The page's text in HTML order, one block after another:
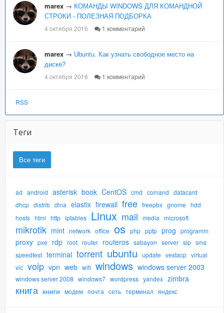
marex → КОМАНДЫ WINDOWS ДЛЯ КОМАНДНОЙ
СТРОКИ - ПОЛЕЗНАЯ ПОДБОРКА
4 октября 2016 1 комментарий
marex → Ubuntu. Как узнать свободное место на
диске?
4 октября 2016 1 комментарий
RSS
Теги
Все теги
ad android asterisk book CentOS cmd comand datacard
dhcp distrib dlna elastix firewall free freepbx gnome hdd
hosts html http iptables Linux mail media microsoft
mikrotik mint network office os php pptp prog programm
proxy pxe rdp root router routeros sabayon server sip sms
speedtest terminal torrent ubuntu update vestacp virtual
vlc voip vpn web wifi windows windows server 2003
windows server 2008 windows7 wordpress yandex zimbra
книга книги модем почта сеть терминал яндекс